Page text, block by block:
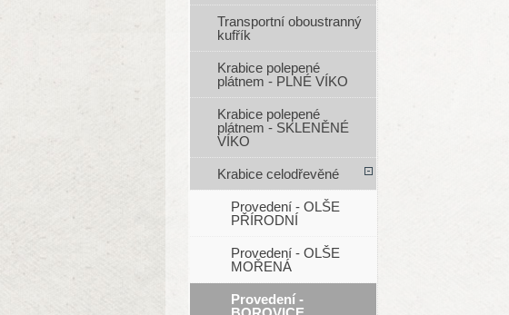
Transportní oboustranný
kufřík
Krabice polepené
plátnem - PLNÉ VÍKO
Krabice polepené
plátnem - SKLENĚNÉ
VÍKO
Krabice celodřevěné
Provedení - OLŠE
PŘÍRODNÍ
Provedení - OLŠE
MOŘENÁ
Provedení -